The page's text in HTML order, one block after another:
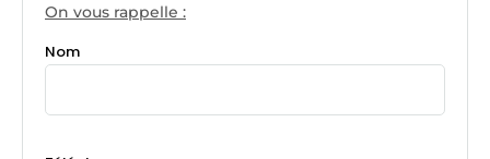
On vous rappelle :
Nom